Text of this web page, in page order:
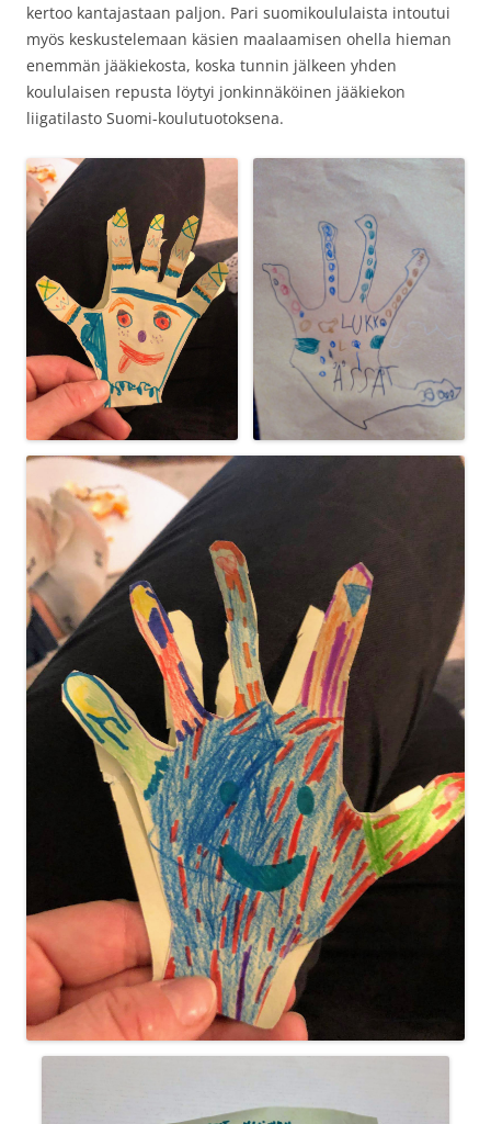
kertoo kantajastaan paljon. Pari suomikoululaista intoutui
myös keskustelemaan käsien maalaamisen ohella hieman
enemmän jääkiekosta, koska tunnin jälkeen yhden
koululaisen repusta löytyi jonkinnäköinen jääkiekon
liigatilasto Suomi-koulutuotoksena.